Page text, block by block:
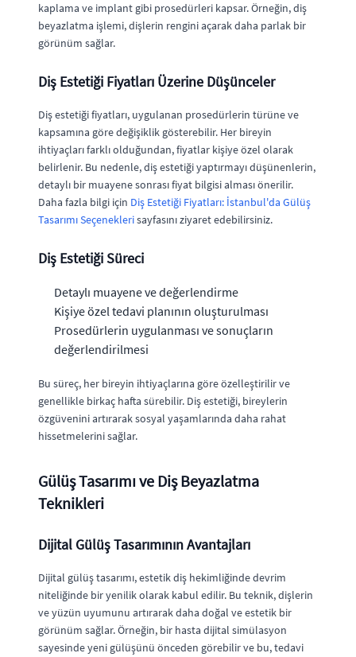
kaplama ve implant gibi prosedürleri kapsar. Örneğin, diş
beyazlatma işlemi, dişlerin rengini açarak daha parlak bir
görünüm sağlar.
Diş Estetiği Fiyatları Üzerine Düşünceler
Diş estetiği fiyatları, uygulanan prosedürlerin türüne ve
kapsamına göre değişiklik gösterebilir. Her bireyin
ihtiyaçları farklı olduğundan, fiyatlar kişiye özel olarak
belirlenir. Bu nedenle, diş estetiği yaptırmayı düşünenlerin,
detaylı bir muayene sonrası fiyat bilgisi alması önerilir.
Daha fazla bilgi için Diş Estetiği Fiyatları: İstanbul'da Gülüş
Tasarımı Seçeneklerisayfasını ziyaret edebilirsiniz.
Diş Estetiği Süreci
Detaylı muayene ve değerlendirme
Kişiye özel tedavi planının oluşturulması
Prosedürlerin uygulanması ve sonuçların
değerlendirilmesi
Bu süreç, her bireyin ihtiyaçlarına göre özelleştirilir ve
genellikle birkaç hafta sürebilir. Diş estetiği, bireylerin
özgüvenini artırarak sosyal yaşamlarında daha rahat
hissetmelerini sağlar.
Gülüş Tasarımı ve Diş Beyazlatma
Teknikleri
Dijital Gülüş Tasarımının Avantajları
Dijital gülüş tasarımı, estetik diş hekimliğinde devrim
niteliğinde bir yenilik olarak kabul edilir. Bu teknik, dişlerin
ve yüzün uyumunu artırarak daha doğal ve estetik bir
görünüm sağlar. Örneğin, bir hasta dijital simülasyon
sayesinde yeni gülüşünü önceden görebilir ve bu, tedavi